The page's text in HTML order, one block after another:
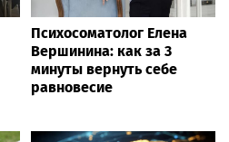
Психосоматолог Елена
Вершинина: как за 3
минуты вернуть себе
равновесие